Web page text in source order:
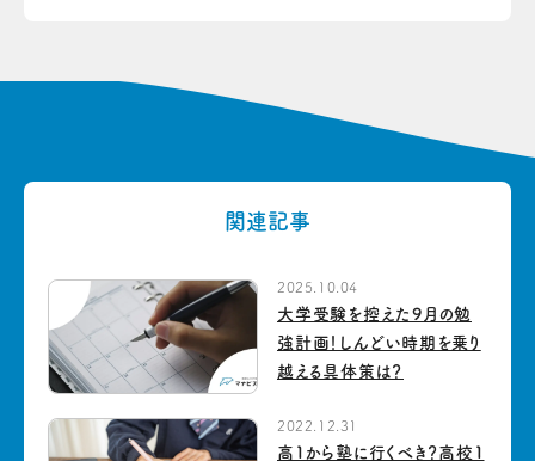
関連記事
2025.10.04
大学受験を控えた9月の勉
強計画！しんどい時期を乗り
越える具体策は？
2022.12.31
高1から塾に行くべき？高校1